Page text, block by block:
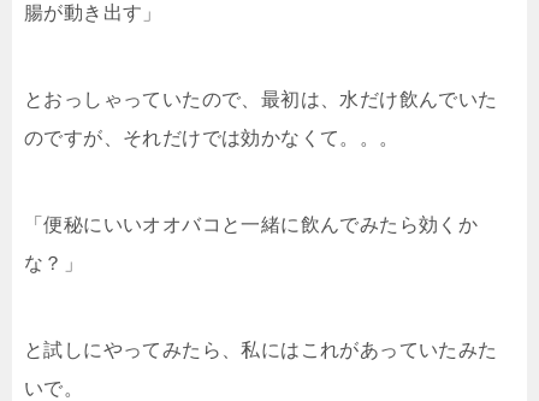
腸が動き出す」
とおっしゃっていたので、最初は、水だけ飲んでいた
のですが、それだけでは効かなくて。。。
「便秘にいいオオバコと一緒に飲んでみたら効くか
な？」
と試しにやってみたら、私にはこれがあっていたみた
いで。